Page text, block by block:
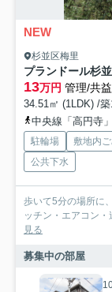
NEW
杉並区梅里
プランドール杉並
13万円 管理/共
34.51㎡ (1LDK) /
中央線「高円寺
駐輪場 敷地内
公共下水
歩いて5分の場所に
ッチン・エアコン
見る
募集中の部屋